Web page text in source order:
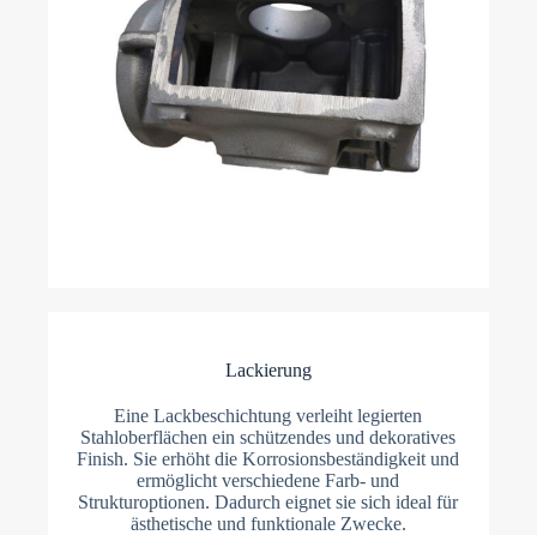
Lackierung
Eine Lackbeschichtung verleiht legierten
Stahloberflächen ein schützendes und dekoratives
Finish. Sie erhöht die Korrosionsbeständigkeit und
ermöglicht verschiedene Farb- und
Strukturoptionen. Dadurch eignet sie sich ideal für
ästhetische und funktionale Zwecke.